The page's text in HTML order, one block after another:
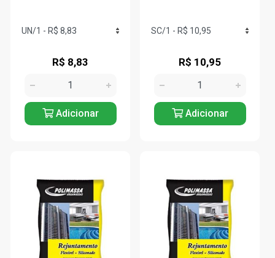
R$ 8,83
Adicionar
R$ 10,95
Adicionar